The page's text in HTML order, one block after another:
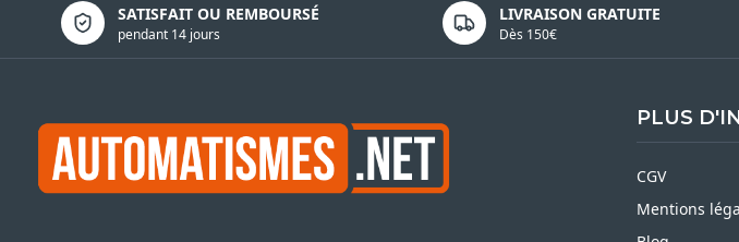
SATISFAIT OU REMBOURSÉ
pendant 14 jours
Politique de confidentialité LIVRAISON GRATUITE
Dès 150€
PLUS
CGV
Mentions